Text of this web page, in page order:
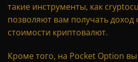
такие инструменты, как
позволяют вам получать доход
стоимости криптовалют.
Кроме того, на Pocket Option